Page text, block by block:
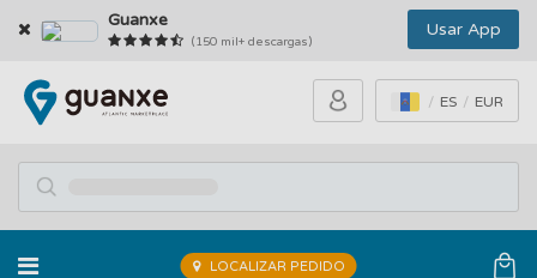
Guanxe
(150 mil+ descargas)
Usar App
ES EUR
LOCALIZAR PEDIDO